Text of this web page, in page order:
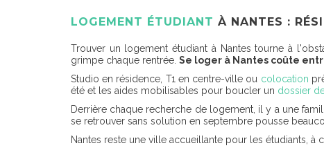
LOGEMENT ÉTUDIANT À NANTES :
Trouver un logement étudiant à Nantes tourne à
grimpe chaque rentrée. Se loger à Nantes coûte
Studio en résidence, T1 en centre-ville ou colocation
été et les aides mobilisables pour boucler un dossier
Derrière chaque recherche de logement, il y a une
se retrouver sans solution en septembre pousse
Nantes reste une ville accueillante pour les étudiants,